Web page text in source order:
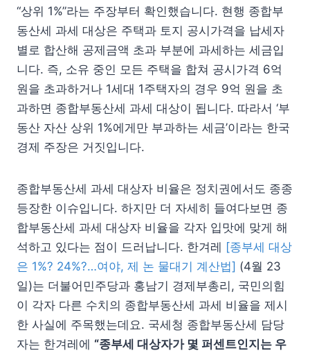
“상위 1%”라는 주장부터 확인했습니다. 현행 종합부
동산세 과세 대상은 주택과 토지 공시가격을 납세자
별로 합산해 공제금액 초과 부분에 과세하는 세금입
니다. 즉, 소유 중인 모든 주택을 합쳐 공시가격 6억
원을 초과하거나 1세대 1주택자의 경우 9억 원을 초
과하면 종합부동산세 과세 대상이 됩니다. 따라서 ‘부
동산 자산 상위 1%에게만 부과하는 세금’이라는 한국
경제 주장은 거짓입니다.
종합부동산세 과세 대상자 비율은 정치권에서도 종종
등장한 이슈입니다. 하지만 더 자세히 들여다보면 종
합부동산세 과세 대상자 비율을 각자 입맛에 맞게 해
석하고 있다는 점이 드러납니다. 한겨레 [종부세 대상
은 1%? 24%?…여야, 제 논 물대기 계산법] (4월 23
일)는 더불어민주당과 홍남기 경제부총리, 국민의힘
이 각자 다른 수치의 종합부동산세 과세 비율을 제시
한 사실에 주목했는데요. 국세청 종합부동산세 담당
자는 한겨레에 “종부세 대상자가 몇 퍼센트인지는 우